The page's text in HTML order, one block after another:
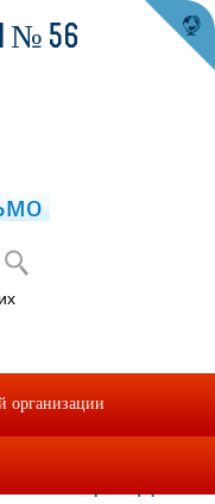
на
период
№ 56
организации